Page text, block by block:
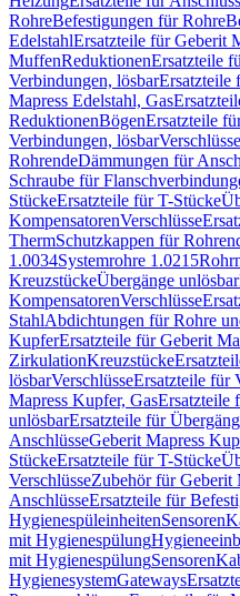
RohreBefestigungen für Rohre
EdelstahlErsatzteile für Geberit
MuffenReduktionenErsatzteile
Verbindungen, lösbarErsatzteile
Mapress Edelstahl, Gas
ReduktionenBögenErsatzteile
Verbindungen, lösbarVerschlüsse
RohrendeDämmungen für
Schraube für
StückeErsatzteile für T-Stücke
KompensatorenVerschlüsse
ThermSchutzkappen für
1.0034Systemrohre 1.0215
KreuzstückeÜbergänge unlösbar
KompensatorenVerschlüsse
StahlAbdichtungen für Rohre
KupferErsatzteile für Geberit
ZirkulationKreuzstücke
lösbarVerschlüsseErsatzteile für
Mapress Kupfer, GasErsatzteile
unlösbarErsatzteile für
AnschlüsseGeberit Mapress
StückeErsatzteile für T-Stücke
VerschlüsseZubehör für Geberit
AnschlüsseErsatzteile für
HygienespüleinheitenSensoren
mit Hygienespülung
mit HygienespülungSensoren
HygienesystemGateways